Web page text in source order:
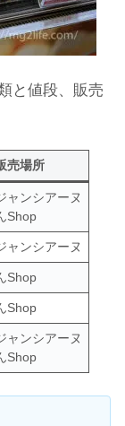
と値段、販売
売場所
ャンシアーヌ
Shop
ャンシアーヌ
Shop
Shop
ャンシアーヌ
Shop